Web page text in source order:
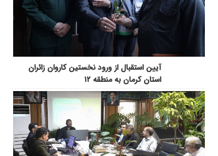
آیین استقبال از ورود نخستین کاروان زائران
استان کرمان به منطقه ۱۲